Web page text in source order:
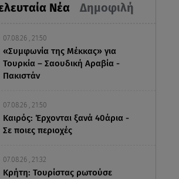
Νέα Δημοφιλή
07.08.26 , 21:50
«Συμφωνία της Μέκκας» για
Τουρκία – Σαουδική Αραβία -
Πακιστάν
07.08.26 , 21:50
Καιρός: Έρχονται ξανά 40άρια -
Σε ποιες περιοχές
07.08.26 , 21:32
Κρήτη: Τουρίστας ρωτούσε